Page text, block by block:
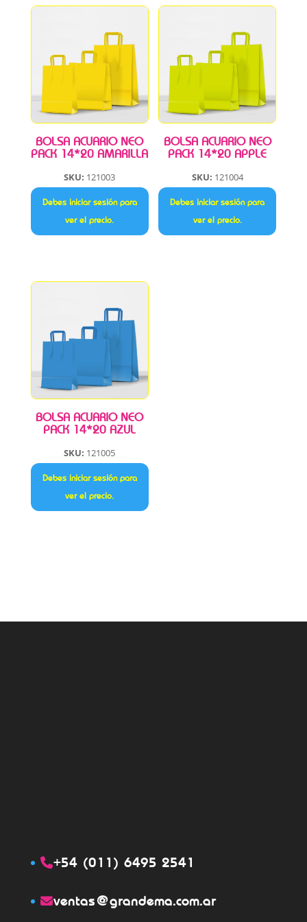
BOLSA ACUARIO NEO
PACK 14*20 AMARILLA
SKU: 121003
Debes iniciar sesión para
ver el precio.
BOLSA ACUARIO NEO
PACK 14*20 APPLE
SKU: 121004
Debes iniciar sesión para
ver el precio.
BOLSA ACUARIO NEO
PACK 14*20 AZUL
SKU: 121005
Debes iniciar sesión para
ver el precio.
+54 (011) 6495 2541
ventas@grandema.com.ar